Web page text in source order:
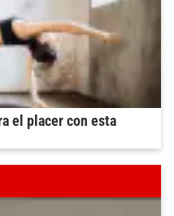
el placer con esta